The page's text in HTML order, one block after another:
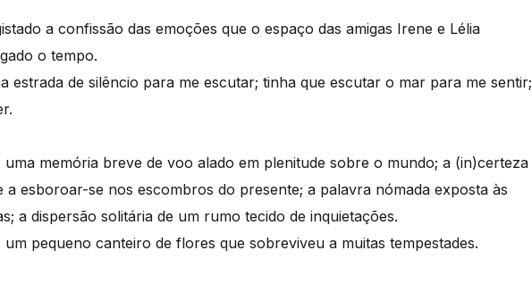
a confissão das emoções que o espaço das amigas Irene e Lélia
o tempo.
estrada de silêncio para me escutar; tinha que escutar o mar para me sentir;
uma memória breve de voo alado em plenitude sobre o mundo; a (in)certeza
a esboroar-se nos escombros do presente; a palavra nómada exposta às
a dispersão solitária de um rumo tecido de inquietações.
pequeno canteiro de flores que sobreviveu a muitas tempestades.